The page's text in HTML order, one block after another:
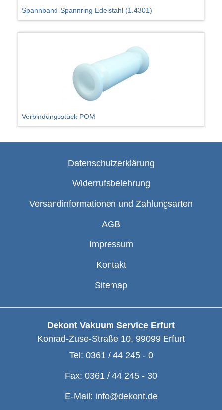
Spannband-Spannring Edelstahl (1.4301)
Verbindungsstück POM
Datenschutzerklärung
Widerrufsbelehrung
Versandinformationen und Zahlungsarten
AGB
Impressum
Kontakt
Sitemap
Dekont Vakuum Service Erfurt
Konrad-Zuse-Straße 10, 99099 Erfurt
Tel: 0361 / 44 245 - 0
Fax: 0361 / 44 245 - 30
E-Mail: info@dekont.de